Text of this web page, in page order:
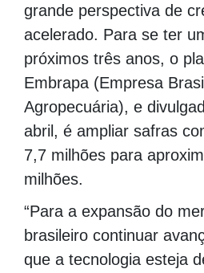
grande perspectiva de
acelerado. Para se ter
próximos três anos, o
Embrapa (Empresa
Agropecuária), e
abril, é ampliar safras
7,7 milhões para
milhões.
“Para a expansão do
brasileiro continuar
que a tecnologia esteja